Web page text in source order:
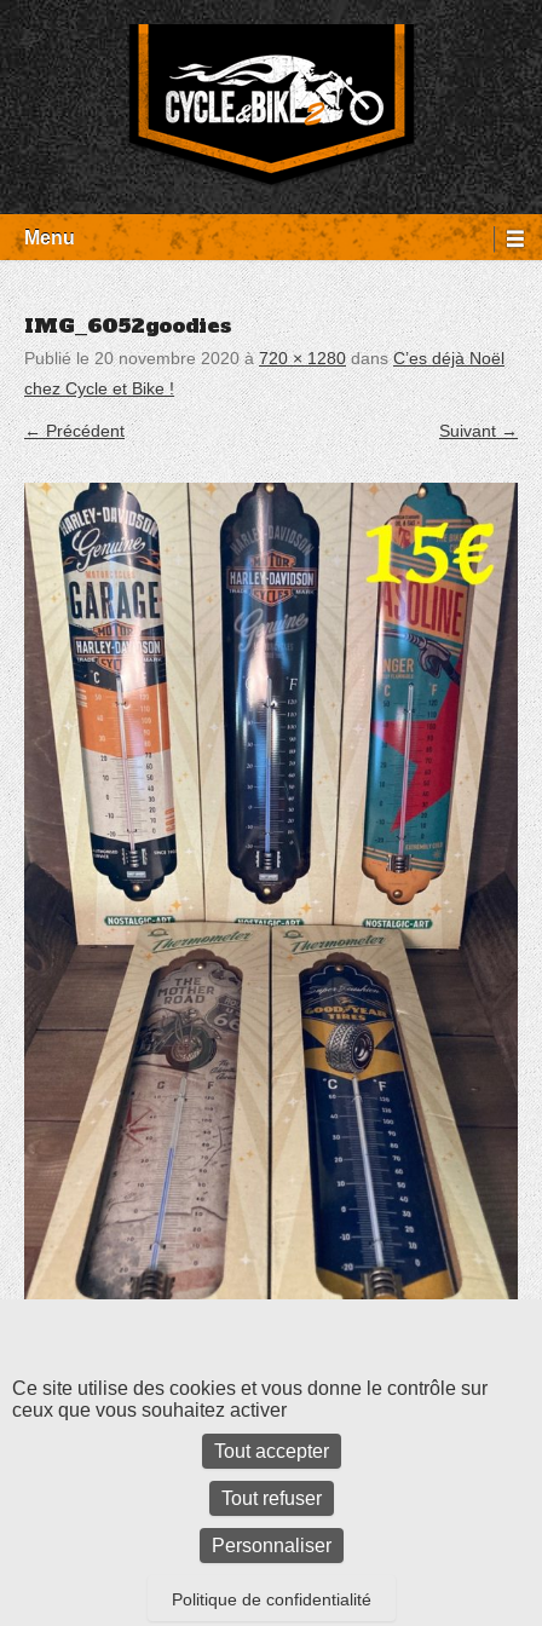
Aller
au
contenu
Cycle et Bike
Entretien Harley-Davidson, préparation et custom, boutique, pièces
détachées Rambouillet
Menu
IMG_6052goodies
Publié le 20 novembre 2020à720 × 1280dansC’es déjà Noël
chez Cycle et Bike !
← Précédent Suivant →
Les commentaires et les rétroliens sont fermés pour l'instant.
Panneau de gestion des cookies
Ce site utilise des cookies et vous donne le contrôle sur
ceux que vous souhaitez activer
Tout accepter
Tout refuser
Personnaliser
Politique de confidentialité